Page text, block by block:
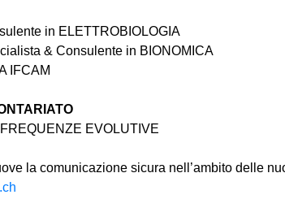
in ELETTROBIOLOGIA
& Consulente in BIONOMICA
IFCAM
EVOLUTIVE
la comunicazione sicura nell’ambito delle